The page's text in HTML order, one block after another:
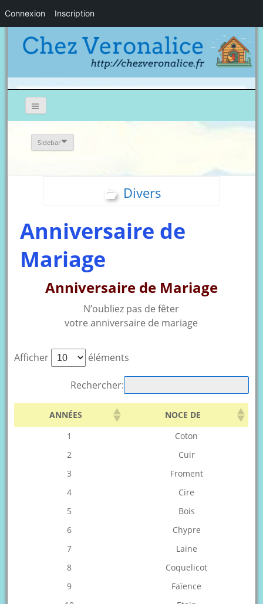
Sidebar
Divers
Anniversaire de
Mariage
Anniversaire de Mariage
N’oubliez pas de fêter
votre anniversaire de mariage
Afficher éléments
Rechercher:
ANNÉES
NOCE DE
1
Coton
2
Cuir
3
Froment
4
Cire
5
Bois
6
Chypre
7
Laine
8
Coquelicot
9
Faïence
Connexion Inscription